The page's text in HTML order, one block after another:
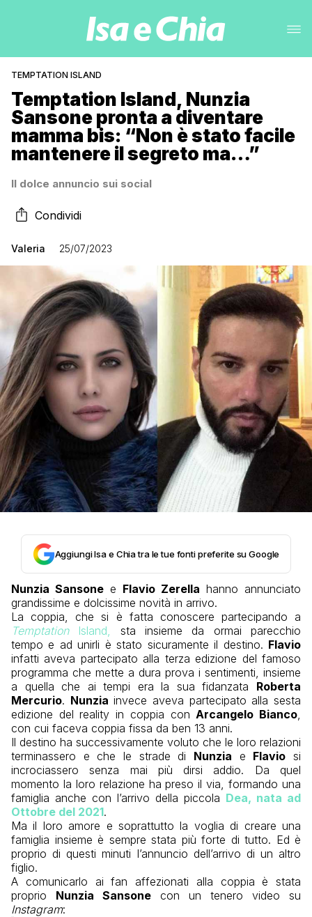
TEMPTATION ISLAND
Temptation Island, Nunzia
Sansone pronta a diventare
mamma bis: “Non è stato facile
mantenere il segreto ma…”
Il dolce annuncio sui social
Condividi
Valeria 25/07/2023
Aggiungi Isa e Chia tra le tue fonti preferite su Google
Nunzia Sansone e Flavio Zerella hanno annunciato
grandissime e dolcissime novità in arrivo.
La coppia, che si è fatta conoscere partecipando a
TemptationIsland,
sta insieme da ormai parecchio
tempo e ad unirli è stato sicuramente il destino. Flavio
infatti aveva partecipato alla terza edizione del famoso
programma che mette a dura prova i sentimenti, insieme
a quella che ai tempi era la sua fidanzata Roberta
Mercurio. Nunzia invece aveva partecipato alla sesta
edizione del reality in coppia con Arcangelo Bianco
con cui faceva coppia fissa da ben 13 anni.
Il destino ha successivamente voluto che le loro relazioni
terminassero e che le strade di Nunzia e Flavio si
incrociassero senza mai più dirsi addio. Da quel
momento la loro relazione ha preso il via, formando una
famiglia anche con l’arrivo della piccola Dea, nata ad
Ottobre del 2021.
Ma il loro amore e soprattutto la voglia di creare una
famiglia insieme è sempre stata più forte di tutto. Ed è
proprio di questi minuti l’annuncio dell’arrivo di un altro
figlio.
A comunicarlo ai fan affezionati alla coppia è stata
proprio Nunzia Sansone con un tenero video su
Instagram: